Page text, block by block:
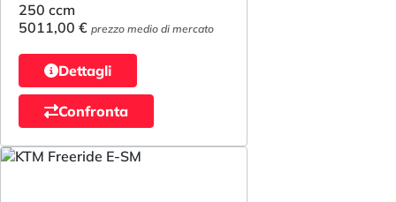
250 ccm
5011,00 € prezzo medio di mercato
Dettagli
Confronta